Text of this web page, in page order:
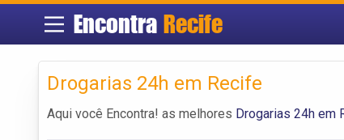
Encontra Recife
Drogarias 24h em Recife
Aqui você Encontra! as melhores Drogarias 24h em